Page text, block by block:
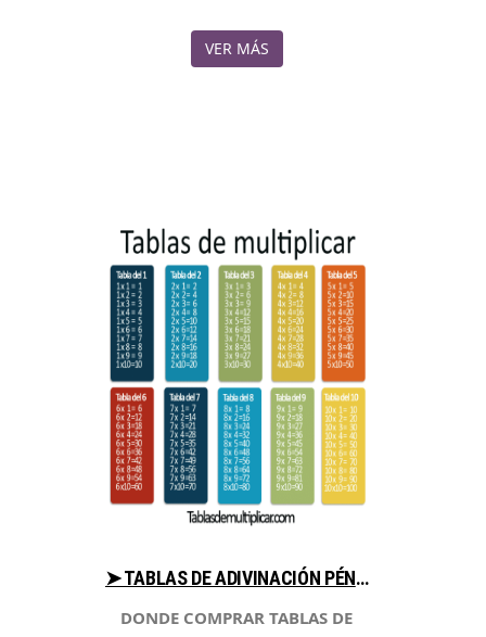
VER MÁS
➤ TABLAS DE ADIVINACIÓN PÉNDULO COMPARA PRECIOS PARA COMPRAR EN LIBRERIAESOTERICA.NET
DONDE COMPRAR TABLAS DE